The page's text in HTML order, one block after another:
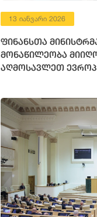
13 იანვარი 2026
ფინანსთა
მონაწილეობა მიიღო ცენტრალური
აღმოსავლეთ